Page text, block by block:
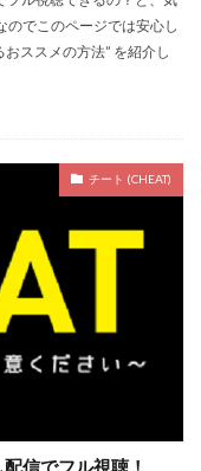
でこのページでは安心し
ススメの方法” を紹介し
チート (CHEAT)
信でフル視聴！